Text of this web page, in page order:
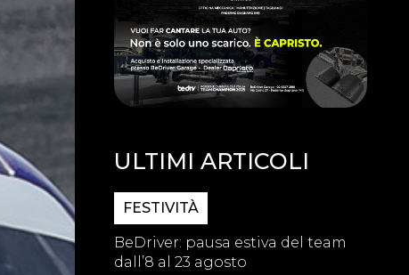
ULTIMI ARTICOLI
FESTIVITÀ
BeDriver: pausa estiva del team
dall’8 al 23 agosto